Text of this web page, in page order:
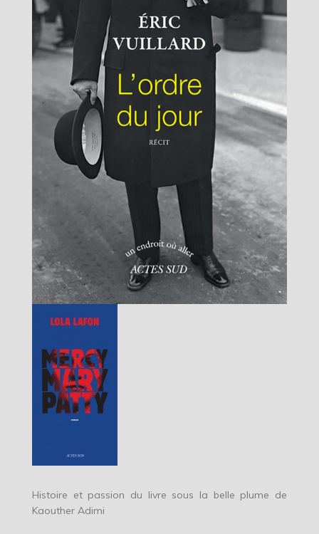
Histoire et passion du livre sous la belle plume de
Kaouther Adimi